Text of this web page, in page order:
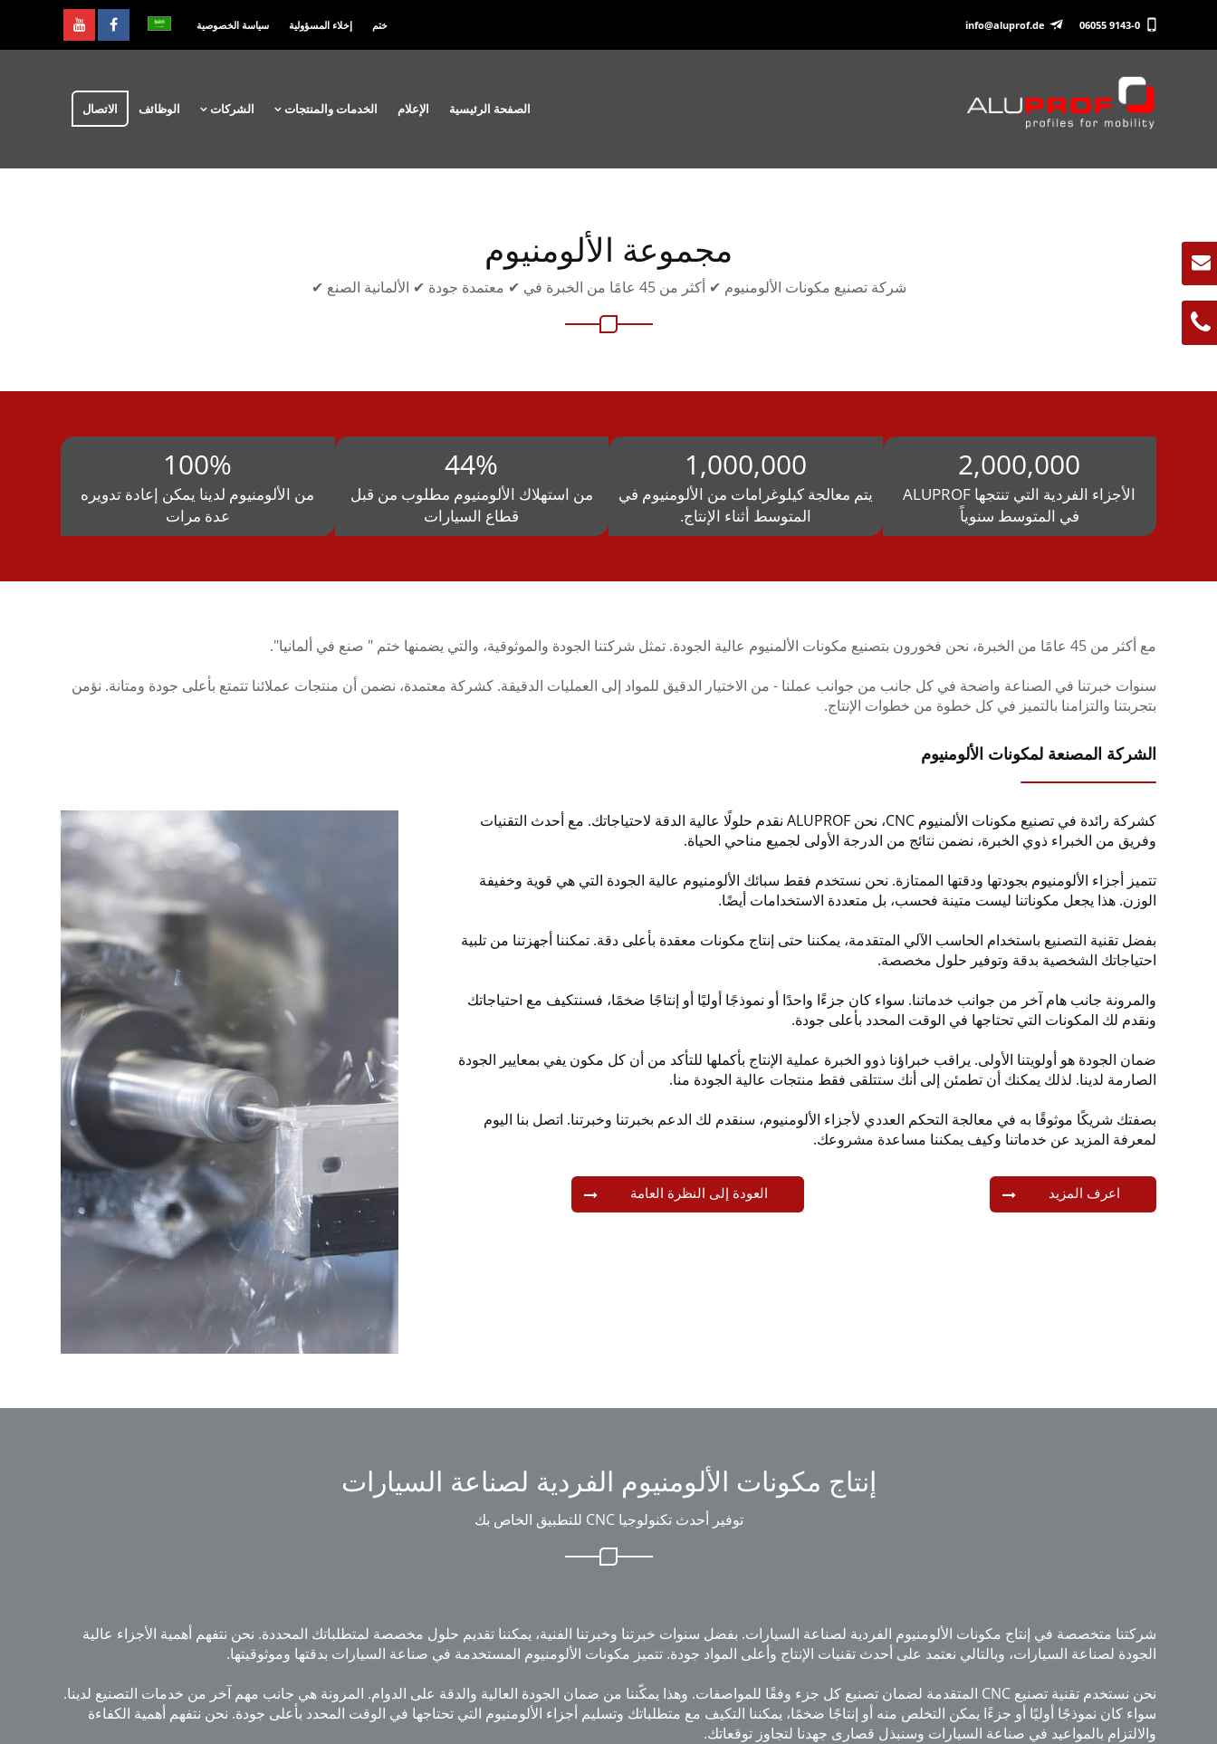
06055 9143-0
info@aluprof.de ختم إخلاء المسؤولية سياسة الخصوصية
الصفحة الرئيسية الإعلام الخدمات والمنتجات الشركات الوظائف الاتصال
مجموعة الألومنيوم
شركة تصنيع مكونات الألومنيوم ✔ أكثر من 45 عامًا من الخبرة في ✔ معتمدة جودة ✔ الألمانية الصنع ✔
2,000,000
الأجزاء الفردية التي تنتجها ALUPROF
في المتوسط سنوياً
1,000,000
يتم معالجة كيلوغرامات من الألومنيوم في
المتوسط أثناء الإنتاج.
44%
من استهلاك الألومنيوم مطلوب من قبل
قطاع السيارات
100%
من الألومنيوم لدينا يمكن إعادة تدويره
عدة مرات
مع أكثر من 45 عامًا من الخبرة، نحن فخورون بتصنيع مكونات الألمنيوم عالية الجودة. تمثل شركتنا الجودة والموثوقية، والتي يضمنها ختم " صنع في ألمانيا".
سنوات خبرتنا في الصناعة واضحة في كل جانب من جوانب عملنا - من الاختيار الدقيق للمواد إلى العمليات الدقيقة. كشركة معتمدة، نضمن أن منتجات عملائنا تتمتع بأعلى جودة ومتانة. نؤمن
بتجربتنا والتزامنا بالتميز في كل خطوة من خطوات الإنتاج.
الشركة المصنعة لمكونات الألومنيوم
كشركة رائدة في تصنيع مكونات الألمنيوم CNC، نحن ALUPROF نقدم حلولًا عالية الدقة لاحتياجاتك. مع أحدث التقنيات
وفريق من الخبراء ذوي الخبرة، نضمن نتائج من الدرجة الأولى لجميع مناحي الحياة.
تتميز أجزاء الألومنيوم بجودتها ودقتها الممتازة. نحن نستخدم فقط سبائك الألومنيوم عالية الجودة التي هي قوية وخفيفة
الوزن. هذا يجعل مكوناتنا ليست متينة فحسب، بل متعددة الاستخدامات أيضًا.
بفضل تقنية التصنيع باستخدام الحاسب الآلي المتقدمة، يمكننا حتى إنتاج مكونات معقدة بأعلى دقة. تمكننا أجهزتنا من تلبية
احتياجاتك الشخصية بدقة وتوفير حلول مخصصة.
والمرونة جانب هام آخر من جوانب خدماتنا. سواء كان جزءًا واحدًا أو نموذجًا أوليًا أو إنتاجًا ضخمًا، فسنتكيف مع احتياجاتك
ونقدم لك المكونات التي تحتاجها في الوقت المحدد بأعلى جودة.
ضمان الجودة هو أولويتنا الأولى. يراقب خبراؤنا ذوو الخبرة عملية الإنتاج بأكملها للتأكد من أن كل مكون يفي بمعايير الجودة
الصارمة لدينا. لذلك يمكنك أن تطمئن إلى أنك ستتلقى فقط منتجات عالية الجودة منا.
بصفتك شريكًا موثوقًا به في معالجة التحكم العددي لأجزاء الألومنيوم، سنقدم لك الدعم بخبرتنا وخبرتنا. اتصل بنا اليوم
لمعرفة المزيد عن خدماتنا وكيف يمكننا مساعدة مشروعك.
اعرف المزيد العودة إلى النظرة العامة
إنتاج مكونات الألومنيوم الفردية لصناعة السيارات
توفير أحدث تكنولوجيا CNC للتطبيق الخاص بك
شركتنا متخصصة في إنتاج مكونات الألومنيوم الفردية لصناعة السيارات. بفضل سنوات خبرتنا وخبرتنا الفنية، يمكننا تقديم حلول مخصصة لمتطلباتك المحددة. نحن نتفهم أهمية الأجزاء عالية
الجودة لصناعة السيارات، وبالتالي نعتمد على أحدث تقنيات الإنتاج وأعلى المواد جودة. تتميز مكونات الألومنيوم المستخدمة في صناعة السيارات بدقتها وموثوقيتها.
نحن نستخدم تقنية تصنيع CNC المتقدمة لضمان تصنيع كل جزء وفقًا للمواصفات. وهذا يمكّننا من ضمان الجودة العالية والدقة على الدوام. المرونة هي جانب مهم آخر من خدمات التصنيع لدينا.
سواء كان نموذجًا أوليًا أو جزءًا يمكن التخلص منه أو إنتاجًا ضخمًا، يمكننا التكيف مع متطلباتك وتسليم أجزاء الألومنيوم التي تحتاجها في الوقت المحدد بأعلى جودة. نحن نتفهم أهمية الكفاءة
والالتزام بالمواعيد في صناعة السيارات وسنبذل قصارى جهدنا لتجاوز توقعاتك.